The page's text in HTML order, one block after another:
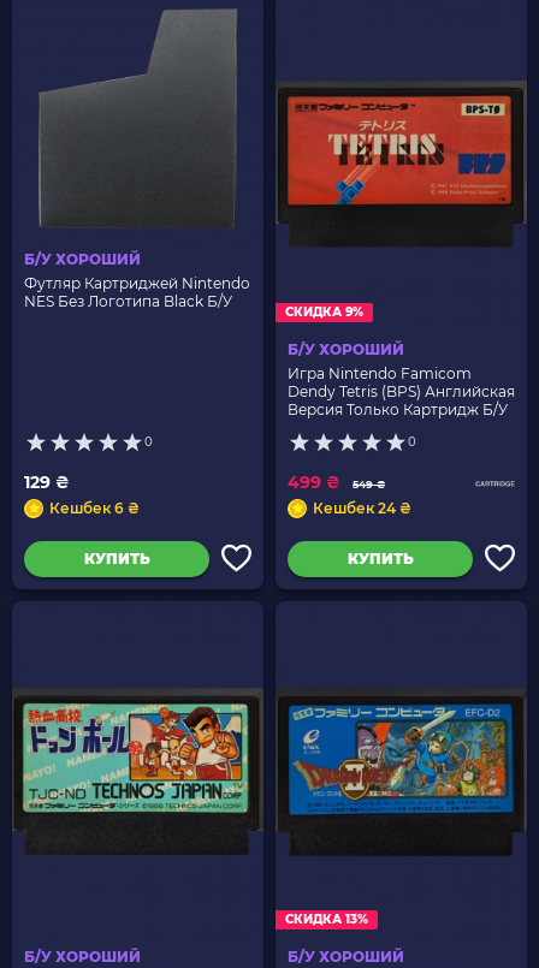
Б/У ХОРОШИЙ
Футляр Картриджей Nintendo
NES Без Логотипа Black Б/У
0
129 ₴
Кешбек 6 ₴
КУПИТЬ
СКИДКА 9%
Б/У ХОРОШИЙ
Игра Nintendo Famicom
Dendy Tetris (BPS) Английская
Версия Только Картридж Б/У
0
549 ₴
499 ₴
Кешбек 24 ₴
КУПИТЬ
Б/У ХОРОШИЙ
СКИДКА 13%
Б/У ХОРОШИЙ